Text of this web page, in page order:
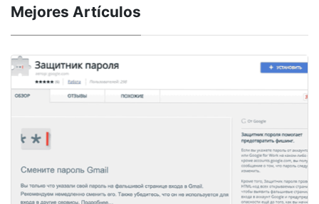
Mejores Artículos